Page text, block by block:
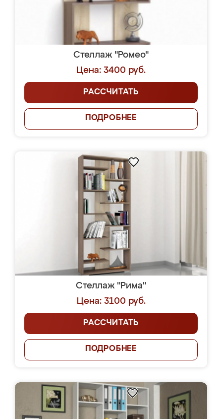
Стеллаж "Ромео"
Цена: 3400 руб.
РАССЧИТАТЬ
ПОДРОБНЕЕ
Стеллаж "Рима"
Цена: 3100 руб.
РАССЧИТАТЬ
ПОДРОБНЕЕ